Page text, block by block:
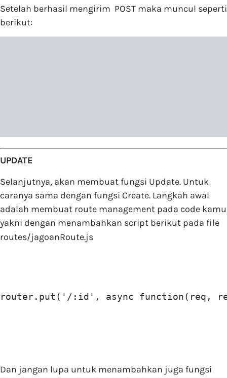
Setelah berhasil mengirim POST maka muncul seperti
berikut:
UPDATE
Selanjutnya, akan membuat fungsi Update. Untuk
caranya sama dengan fungsi Create. Langkah awal
adalah membuat route management pada code kamu
yakni dengan menambahkan script berikut pada file
routes/jagoanRoute.js
router.put('/:id', async function(req,
Dan jangan lupa untuk menambahkan juga fungsi